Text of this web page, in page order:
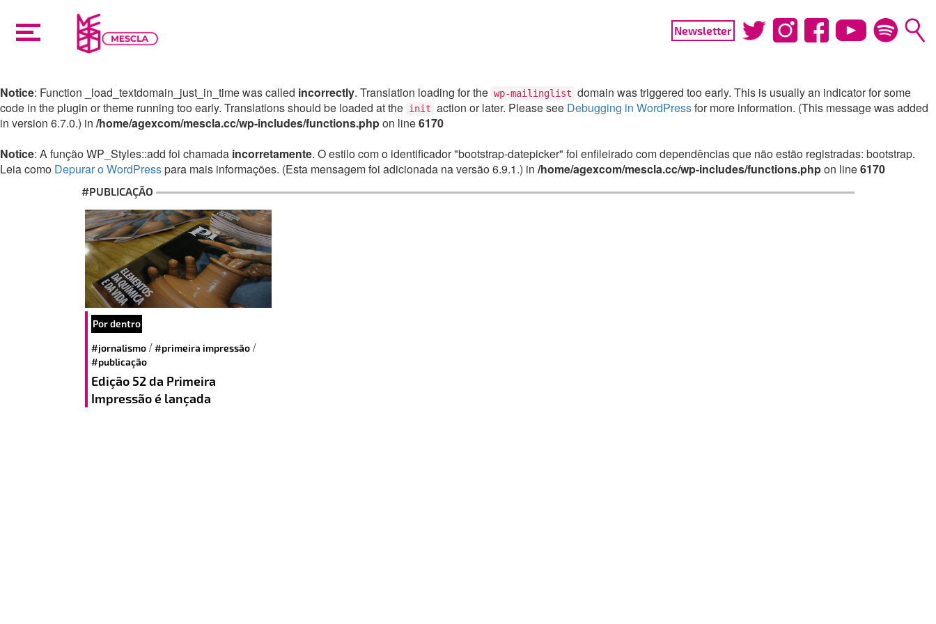
Notice: Function _load_textdomain_just_in_time was called incorrectly. Translation loading for the wp-mailinglist domain was triggered too early. This is usually an indicator for some
code in the plugin or theme running too early. Translations should be loaded at the init action or later. Please see Debugging in WordPressfor more information. (This message was added
in version 6.7.0.) in /home/agexcom/mescla.cc/wp-includes/functions.phpon line6170
Notice: A função WP_Styles::add foi chamada incorretamente. O estilo com o identificador "bootstrap-datepicker" foi enfileirado com dependências que não estão registradas: bootstrap.
Leia como Depurar o WordPresspara mais informações. (Esta mensagem foi adicionada na versão 6.9.1.) in /home/agexcom/mescla.cc/wp-includes/functions.phpon line6170
Newsletter
#PUBLICAÇÃO
Por dentro
#jornalismo /#primeira impressão /
#publicação
Edição 52 da Primeira
Impressão é lançada